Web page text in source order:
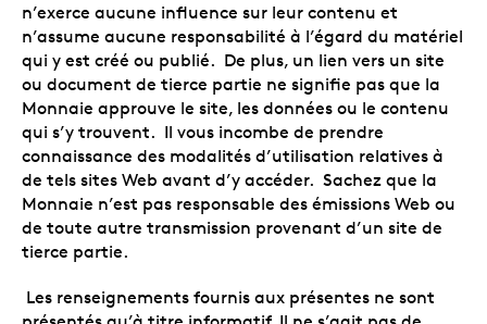
n’exerce aucune influence sur leur contenu et
n’assume aucune responsabilité à l’égard du matériel
qui y est créé ou publié. De plus, un lien vers un site
ou document de tierce partie ne signifie pas que la
Monnaie approuve le site, les données ou le contenu
qui s’y trouvent. Il vous incombe de prendre
connaissance des modalités d’utilisation relatives à
de tels sites Web avant d’y accéder. Sachez que la
Monnaie n’est pas responsable des émissions Web ou
de toute autre transmission provenant d’un site de
tierce partie.
Les renseignements fournis aux présentes ne sont